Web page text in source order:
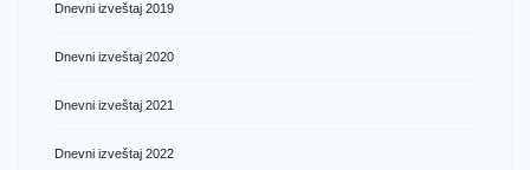
Dnevni izveštaj 2019
Dnevni izveštaj 2020
Dnevni izveštaj 2021
Dnevni izveštaj 2022